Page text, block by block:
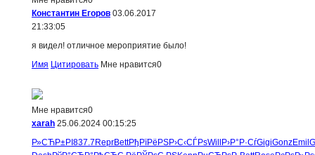
Константин Егоров 03.06.2017
21:33:05
я видел! отличное мероприятие было!
Имя Цитировать Мне нравится0
Мне нравится0
xarah 25.06.2024 00:15:25
Р»СЋР±РІ 837.7 ReprBettРђРїРёРЅР›С‹СЃРѕWill Р›Р°Р·СѓGigiGonzEmil